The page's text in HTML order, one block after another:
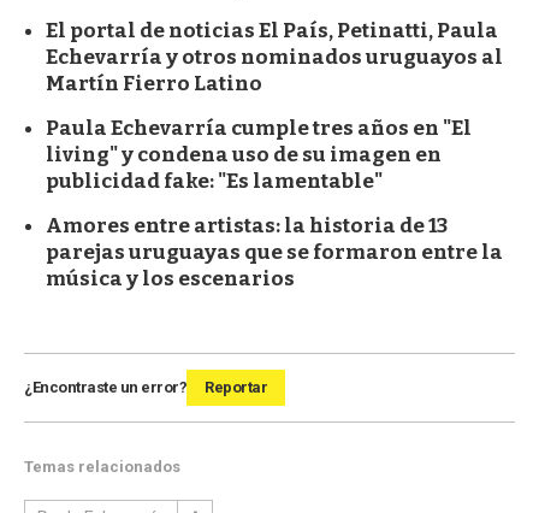
El portal de noticias El País, Petinatti, Paula
Echevarría y otros nominados uruguayos al
Martín Fierro Latino
Paula Echevarría cumple tres años en "El
living" y condena uso de su imagen en
publicidad fake: "Es lamentable"
Amores entre artistas: la historia de 13
parejas uruguayas que se formaron entre la
música y los escenarios
¿Encontraste un error? Reportar
Temas relacionados